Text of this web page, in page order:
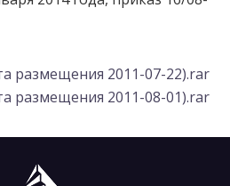
размещения 2011-07-22).rar
размещения 2011-08-01).rar